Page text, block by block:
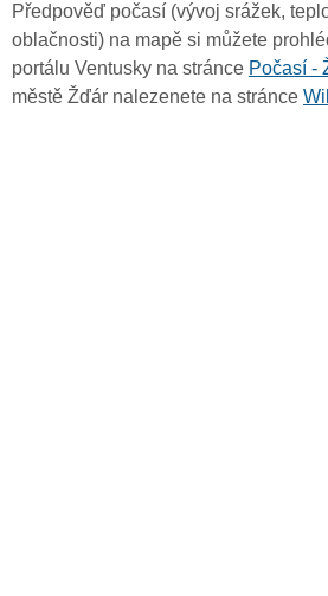
Předpověď počasí (vývoj srážek,
oblačnosti) na mapě si můžete
portálu Ventusky na stránce Počasí -
městě Žďár nalezenete na stránce